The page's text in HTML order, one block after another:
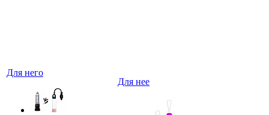
Для него
Для нее